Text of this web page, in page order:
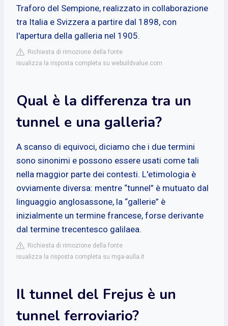
Traforo del Sempione, realizzato in collaborazione
tra Italia e Svizzera a partire dal 1898, con
l'apertura della galleria nel 1905.
Richiesta di rimozione della fonte
isualizza la risposta completa su webuildvalue.com
Qual è la differenza tra un
tunnel e una galleria?
A scanso di equivoci, diciamo che i due termini
sono sinonimi e possono essere usati come tali
nella maggior parte dei contesti. L'etimologia è
ovviamente diversa: mentre “tunnel” è mutuato dal
linguaggio anglosassone, la “gallerie” è
inizialmente un termine francese, forse derivante
dal termine trecentesco galilaea.
Richiesta di rimozione della fonte
isualizza la risposta completa su mga-aulla.it
Il tunnel del Frejus è un
tunnel ferroviario?